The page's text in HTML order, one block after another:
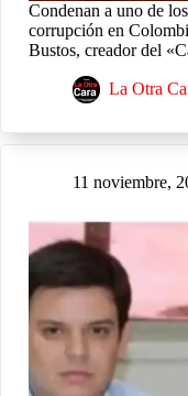
Condenan a uno de
corrupción en
Bustos, creador del
La Otra
11 noviembre,